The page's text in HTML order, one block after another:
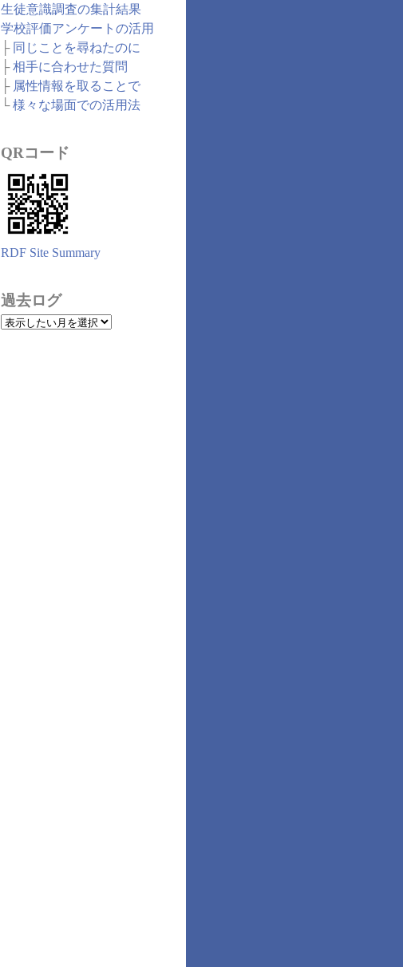
生徒意識調査の集計結果
学校評価アンケートの活用
├ 同じことを尋ねたのに
├相手に合わせた質問
├ 属性情報を取ることで
└様々な場面での活用法
QRコード
RDF Site Summary
過去ログ